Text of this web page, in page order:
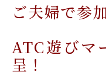
ご夫婦で参
ATC遊びマ
呈！